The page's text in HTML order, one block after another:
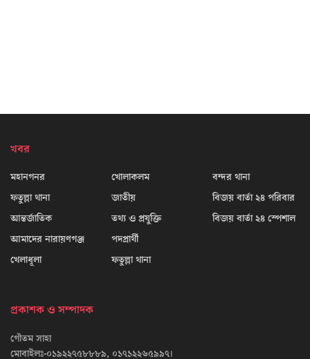
খবর
মহানগনর
ফতুল্লা থানা
আন্তর্জাতিক
আমাদের নারায়ণগঞ্জ
খেলাধূলা
খোলাকলম
জাতীয়
তথ্য ও প্রযুক্তি
পদপ্রার্থী
ফতুল্লা থানা
বন্দর থানা
বিজয় বার্তা ২৪ পরিবার
বিজয় বার্তা ২৪ স্পেশাল
প্রকাশক ও সম্পাদক
গৌতম সাহা
মোবাইলঃ-০১৯২২৭৫৮৮৮৯, ০১৭১২২৬৫৯৯৭।